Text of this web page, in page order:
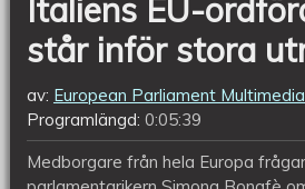
står
inför
stora
utmaningar
Italiens EU-
står inför stora
av: European Parliament
Programlängd: 0:05:39
Medborgare från hela Europa